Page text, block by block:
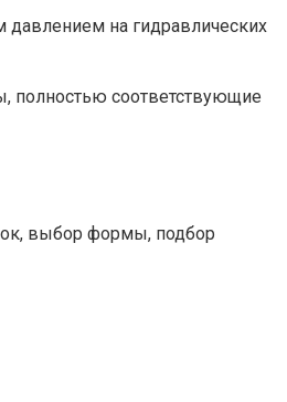
давлением на гидравлических
полностью соответствующие
выбор формы, подбор